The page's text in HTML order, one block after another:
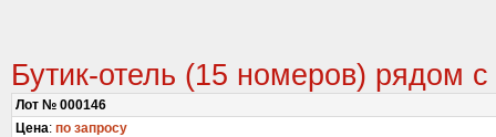
Бутик-отель (15 номеров) рядом
Лот № 000146
Цена: по запросу